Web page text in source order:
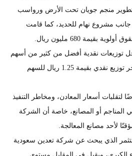
منجم جويان تحت الأرض ورواسب
جانب مشروع نهام للحديد، كما قامت
680 مليون ريال.
توزيعات نقدية أفضل من كثير من أسهم
التعدين الصغيرة، إذ أعلنت آخر توزيع نقدي بقيمة 1.25 ريال للسهم
لتقلبات أسعار المعادن، ومخاطر التنفيذ
المناجم أو المصانع، خاصة أن الشركة
الذي يبحث عن شركة تعدين سعودية